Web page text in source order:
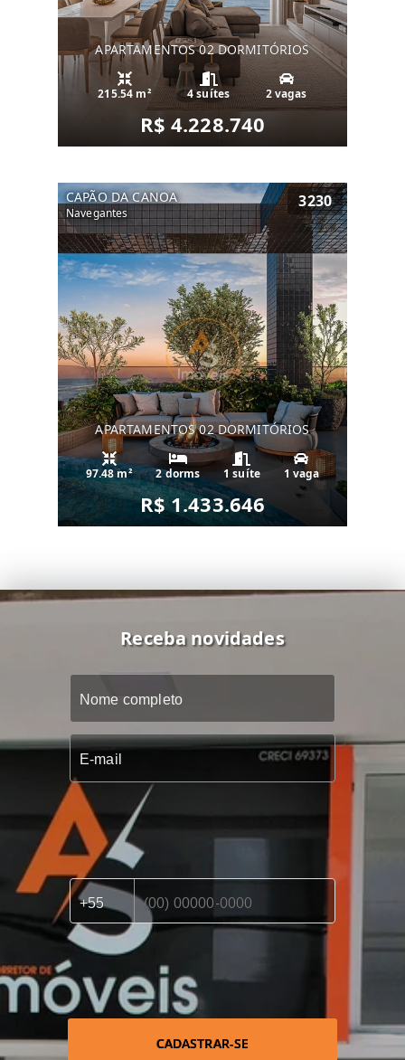
APARTAMENTOS 02 DORMITÓRIOS
215.54 m² 4 suítes 2 vagas
R$ 4.228.740
CAPÃO DA CANOA
Navegantes
3230
APARTAMENTOS 02 DORMITÓRIOS
97.48 m² 2 dorms 1 suíte 1 vaga
R$ 1.433.646
Receba novidades
CADASTRAR-SE